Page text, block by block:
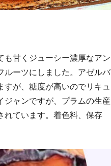
も甘くジューシー濃厚なアン
ルーツにしました。アゼルバ
が、糖度が高いのでリキュ
ジャンですが、プラムの生産
れています。着色料、保存